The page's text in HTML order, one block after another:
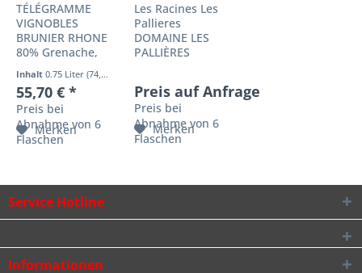
TÉLÉGRAMME
VIGNOBLES
BRUNIER RHONE
80% Grenache,
10% Syrah, 6%
Mourvèdre, 4%
Cinsault
Alkoholgehalt:
14,00 % reift
zunächst neun
bevor er für acht
bis zwölf Monate
Inhalt0.75 Liter(74,27 € * / 1 Liter)
55,70 € *
Preis bei
Abnahme von 6
Flaschen
Merken
Les Racines Les
Pallieres
DOMAINE LES
PALLIÈRES
Grenache Noir ,
15% Syrah , 5%
Clairette
Alkoholgehalt:
glänzendes
Preis auf Anfrage
Preis bei
Abnahme von 6
Flaschen
Merken
Service Hotline
Informationen